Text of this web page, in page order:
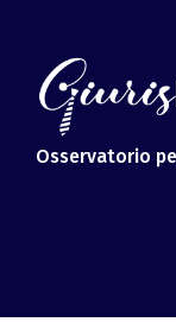
Osservatorio